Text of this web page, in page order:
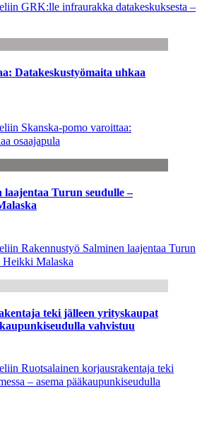
GRK:lle infraurakka datakeskuksesta –
Datakeskustyömaita uhkaa
Skanska-pomo varoittaa:
osaajapula
laajentaa Turun seudulle –
Rakennustyö Salminen laajentaa Turun
Heikki Malaska
teki jälleen yrityskaupat
vahvistuu
Ruotsalainen korjausrakentaja teki
– asema pääkaupunkiseudulla